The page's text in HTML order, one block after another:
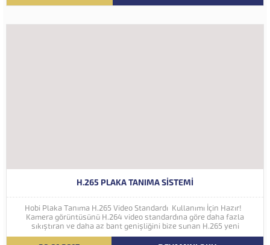
H.265 PLAKA TANIMA SISTEMI
Hobi Plaka Tanıma H.265 Video Standardı Kullanımı İçin Hazır!
Kamera görüntüsünü H.264 video standardına göre daha fazla
sıkıştıran ve daha az bant genişliğini bize sunan H.265 yeni
nesil kodlama teknolojisi Hobi Plaka Tanıma Sistemine eklenmiştir.